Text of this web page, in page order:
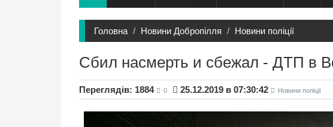
Головна Новини Добропілля Новини поліції
Сбил насмерть и сбежал - ДТП в
Переглядів: 1884 0 25.12.2019 в 07:30:42 Новини поліції